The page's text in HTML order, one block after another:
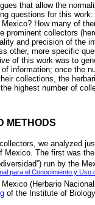
that allow the
questions for this work:
How many of
prominent collectors
and precision of the
other, more specific
of this work was to
information; once the
collections, the
highest number of
METHODS
we analyzed
Mexico. The first was
run by the
para el Conocimiento y Uso
Mexico (Herbario
of the Institute of